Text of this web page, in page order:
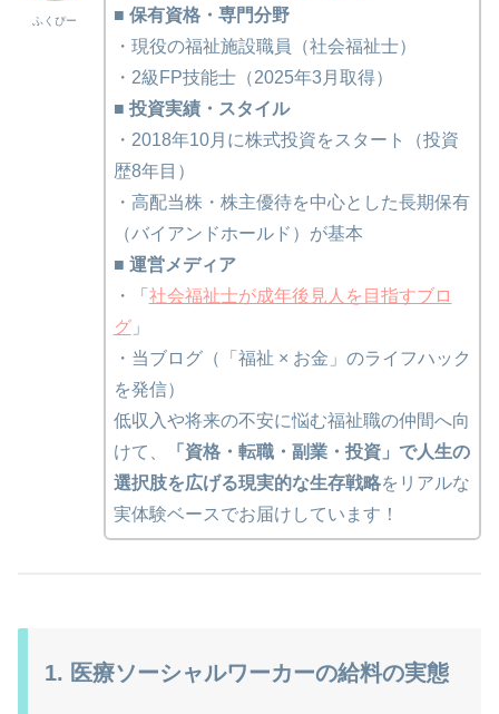
ふくぴー
■ 保有資格・専門分野
・現役の福祉施設職員（社会福祉士）
・2級FP技能士（2025年3月取得）
■ 投資実績・スタイル
・2018年10月に株式投資をスタート（投資
歴8年目）
・高配当株・株主優待を中心とした長期保有
（バイアンドホールド）が基本
■ 運営メディア
・「 社会福祉士が成年後見人を目指すブロ
グ」
・当ブログ（「福祉 × お金」のライフハック
を発信）
低収入や将来の不安に悩む福祉職の仲間へ向
けて、
「資格・転職・副業・投資」で人生の
選択肢を広げる現実的な生存戦略をリアルな
実体験ベースでお届けしています！
1. 医療ソーシャルワーカーの給料の実態